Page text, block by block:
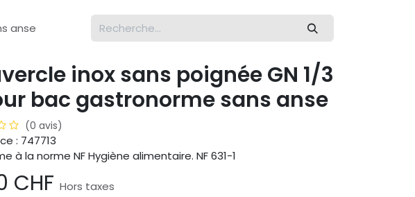
anse
inox sans poignée GN 1/3
bac gastronorme sans anse
(0 avis)
: 747713
à la norme NF Hygiène alimentaire. NF 631-1
CHF Hors taxes